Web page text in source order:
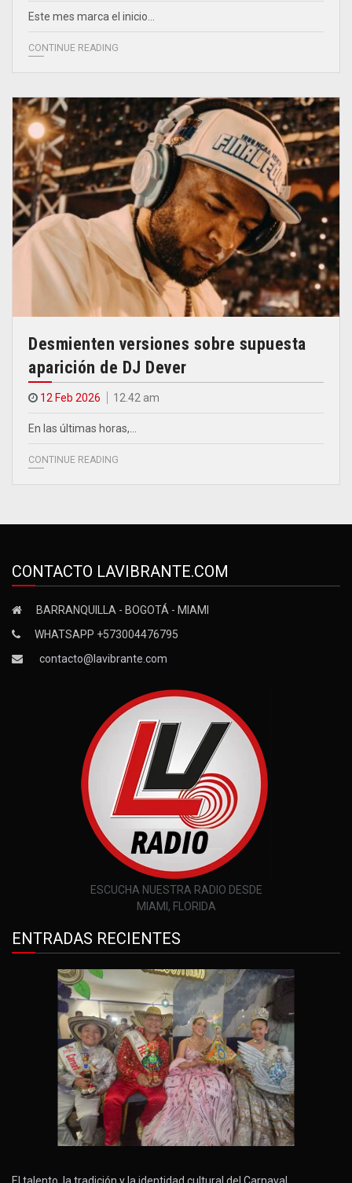
Este mes marca el inicio…
CONTINUE READING
Desmienten versiones sobre supuesta
aparición de DJ Dever
12 Feb 2026 12.42 am
En las últimas horas,…
CONTINUE READING
CONTACTO LAVIBRANTE.COM
BARRANQUILLA - BOGOTÁ - MIAMI
WHATSAPP +573004476795
contacto@lavibrante.com
ESCUCHA NUESTRA RADIO DESDE
MIAMI, FLORIDA
ENTRADAS RECIENTES